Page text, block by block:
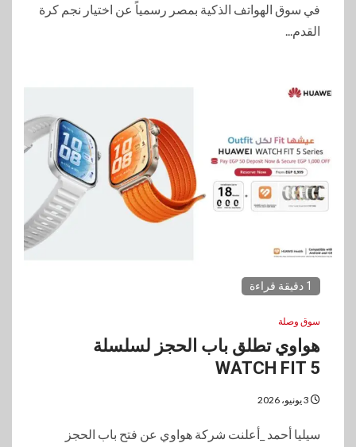
في سوق الهواتف الذكية بمصر رسمياً عن اختيار نجم كرة
القدم...
1 دقيقة قراءة
سوق وصلة
هواوي تطلق باب الحجز لسلسلة
WATCH FIT 5
سيليا أحمد _أعلنت شركة هواوي عن فتح باب الحجز